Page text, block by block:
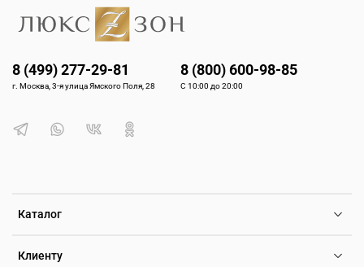
Каталог
Клиенту
8 (499) 277-29-81
г. Москва, 3-я улица Ямского Поля, 28
8 (800) 600-98-85
С 10:00 до 20:00